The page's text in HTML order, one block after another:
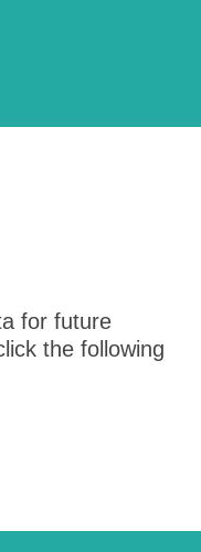
for future
the following